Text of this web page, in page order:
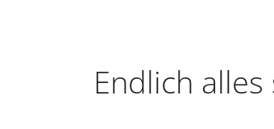
Endlich